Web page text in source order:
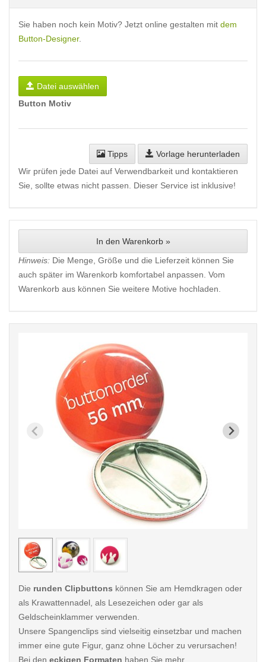
Sie haben noch kein Motiv? Jetzt online gestalten mit dem
Button-Designer.
Datei auswählen
Button Motiv
Tipps
Vorlage herunterladen
Wir prüfen jede Datei auf Verwendbarkeit und kontaktieren
Sie, sollte etwas nicht passen. Dieser Service ist inklusive!
In den Warenkorb »
Hinweis: Die Menge, Größe und die Lieferzeit können Sie
auch später im Warenkorb komfortabel anpassen. Vom
Warenkorb aus können Sie weitere Motive hochladen.
< /picture>
Die runden Clipbuttons können Sie am Hemdkragen oder
als Krawattennadel, als Lesezeichen oder gar als
Geldscheinklammer verwenden.
Unsere Spangenclips sind vielseitig einsetzbar und machen
immer eine gute Figur, ganz ohne Löcher zu verursachen!
Bei den eckigen Formaten haben Sie mehr